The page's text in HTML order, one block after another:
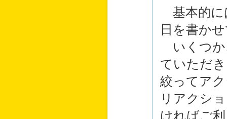
基本的に
日を書か
いくつか
ていただ
絞ってア
リアクシ
ければご